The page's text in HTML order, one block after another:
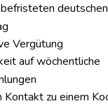
deutschen
Vergütung
auf wöchentliche
Kontakt zu einem